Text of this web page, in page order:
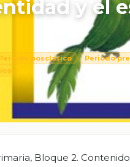
y el
posclásico Periodo
Bloque 2.